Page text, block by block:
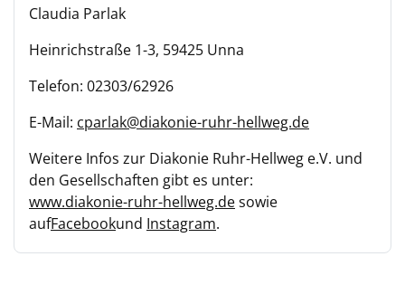
Claudia Parlak
Heinrichstraße 1-3, 59425 Unna
Telefon: 02303/62926
E-Mail: cparlak@diakonie-ruhr-hellweg.de
Weitere Infos zur Diakonie Ruhr-Hellweg e.V. und
den Gesellschaften gibt es unter:
www.diakonie-ruhr-hellweg.desowie
aufFacebookund Instagram.